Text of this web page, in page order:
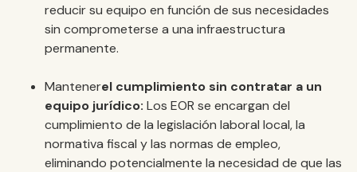
reducir su equipo en función de sus necesidades
sin comprometerse a una infraestructura
permanente.
‍Mantenerel cumplimiento sin contratar a un
equipo jurídico: Los EOR se encargan del
cumplimiento de la legislación laboral local, la
normativa fiscal y las normas de empleo,
eliminando potencialmente la necesidad de que las